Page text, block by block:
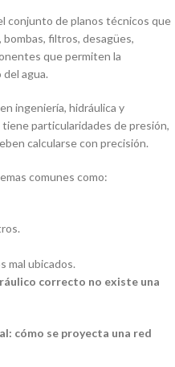
conjunto de planos técnicos que
filtros, desagües,
que permiten la
agua.
ingeniería, hidráulica y
particularidades de presión,
calcularse con precisión.
comunes como:
mal ubicados.
correcto no existe una
cómo se proyecta una red